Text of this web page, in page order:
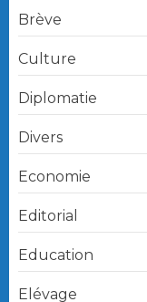
Brève
Culture
Diplomatie
Divers
Economie
Editorial
Education
Elévage